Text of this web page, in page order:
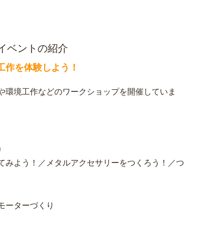
ベントの紹介
作を体験しよう！
環境工作などのワークショップを開催していま
よう！／メタルアクセサリーをつくろう！／つ
ーターづくり